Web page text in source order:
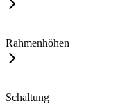
Rahmenhöhen
Schaltung